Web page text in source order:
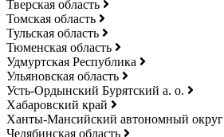
Тверская область
Томская область
Тульская область
Тюменская область
Удмуртская Республика
Ульяновская область
Усть-Ордынский Бурятский а. о.
Хабаровский край
Ханты-Мансийский автономный округ
Челябинская область